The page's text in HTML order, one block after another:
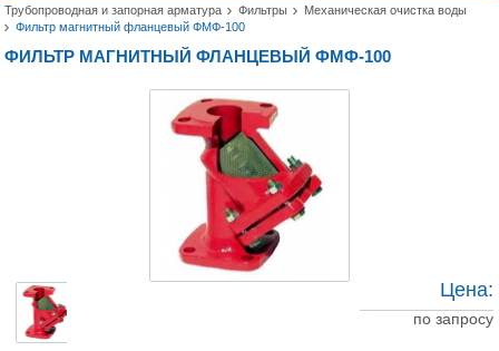
Трубопроводная и запорная арматура Фильтры
Механическая очистка воды
Фильтр магнитный фланцевый ФМФ-100
ФИЛЬТР МАГНИТНЫЙ ФЛАНЦЕВЫЙ ФМФ-100
Цена:
по запросу